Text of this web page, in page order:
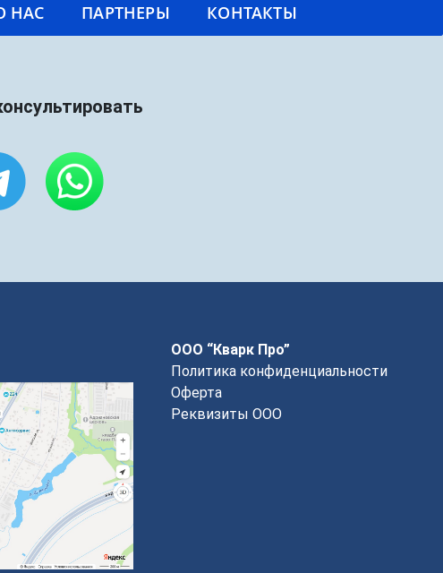
НАС ПАРТНЕРЫ КОНТАКТЫ
ООО “Кварк Про”
Политика конфиденциальности
Оферта
Реквизиты ООО